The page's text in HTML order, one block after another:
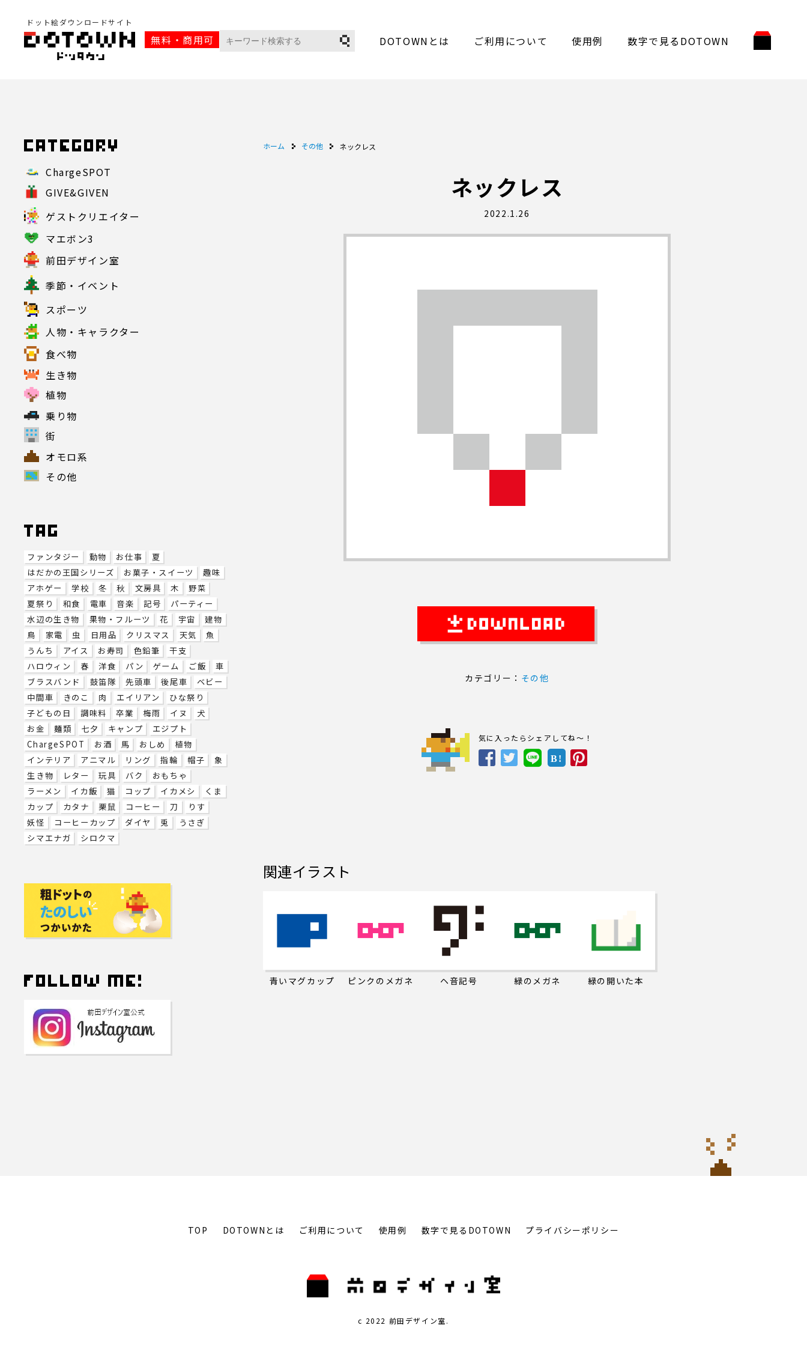
ドット絵ダウンロードサイト
無料・商用可 DOTOWNとは ご利用について 使用例 数字で見るDOTOWN
ChargeSPOT
GIVE&GIVEN
ゲストクリエイター
マエボン3
前田デザイン室
季節・イベント
スポーツ
人物・キャラクター
食べ物
生き物
植物
乗り物
街
オモロ系
その他
ファンタジー 動物 お仕事
夏
はだかの王国シリーズ
お菓子・スイーツ
趣味
アホゲー
学校 冬 秋 文房具 木
野菜
夏祭り
和食 電車 音楽 記号
パーティー
水辺の生き物
果物・フルーツ 花 宇宙
建物
鳥
家電 虫 日用品 クリスマス 天気
魚
うんち
アイス お寿司 色鉛筆
干支
ハロウィン
春 洋食 パン ゲーム ご飯
車
ブラスバンド
鼓笛隊 先頭車 後尾車
ベビー
中間車
きのこ 肉 エイリアン
ひな祭り
子どもの日
調味料 卒業 梅雨 イヌ
犬
お金
麺類 七夕 キャンプ
エジプト
ChargeSPOT
お酒 馬 おしめ
植物
インテリア
アニマル リング 指輪 帽子
象
生き物
レター 玩具 バク
おもちゃ
ラーメン
イカ飯 猫 コップ イカメシ
くま
カップ
カタナ 栗鼠 コーヒー 刀
りす
妖怪
コーヒーカップ ダイヤ 兎
うさぎ
シマエナガ
シロクマ
ホーム その他 ネックレス
ネックレス
2022.1.26
カテゴリー： その他
気に入ったらシェアしてね～！
B!
関連イラスト
青いマグカップ ピンクのメガネ ヘ音記号 緑のメガネ 緑の開いた本
TOP DOTOWNとは ご利用について 使用例 数字で見るDOTOWN プライバシーポリシー
c 2022 前田デザイン室.